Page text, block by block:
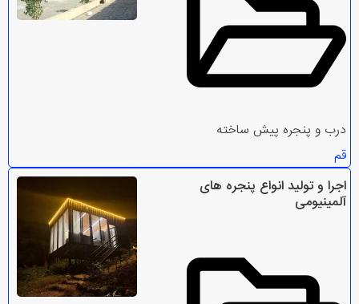
درب و پنجره پیش ساخته
قم
اجرا و تولید انواع پنجره های
آلمینیومی